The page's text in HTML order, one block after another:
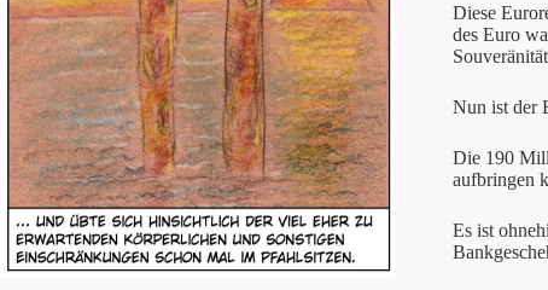
Diese
des Euro
Nun ist der
Die 190
aufbringen
Es ist